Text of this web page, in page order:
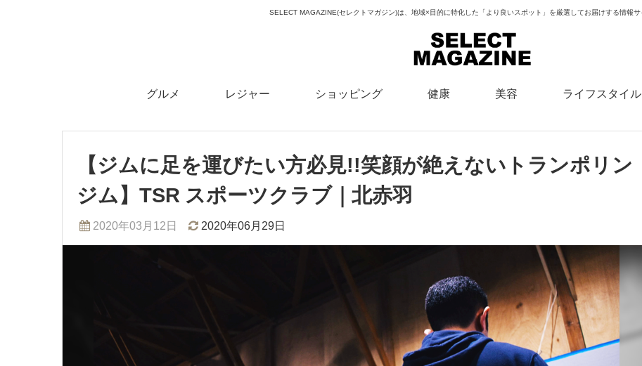
SELECT MAGAZINE(セレクトマガジン)は、地域×目的に特化した「より良いスポット」を厳選してお届けする情報サ
グルメ レジャー ショッピング 健康 美容 ライフスタイル
【ジムに足を運びたい方必見!!笑顔が絶えないトランポリン
ジム】TSR スポーツクラブ｜北赤羽
2020年03月12日 2020年06月29日